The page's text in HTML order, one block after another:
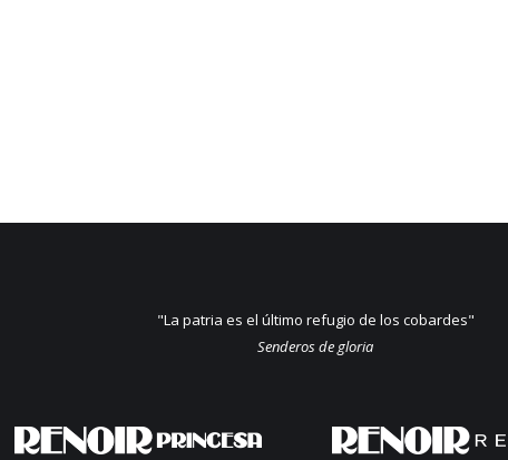
"La patria es el último refugio de los cobardes"
Senderos de gloria